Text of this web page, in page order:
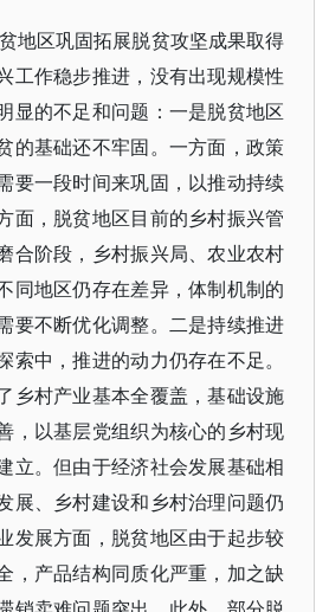
地区巩固拓展脱贫攻坚成果取得
工作稳步推进，没有出现规模性
显的不足和问题：一是脱贫地区
的基础还不牢固。一方面，政策
要一段时间来巩固，以推动持续
面，脱贫地区目前的乡村振兴管
合阶段，乡村振兴局、农业农村
同地区仍存在差异，体制机制的
要不断优化调整。二是持续推进
索中，推进的动力仍存在不足。
乡村产业基本全覆盖，基础设施
，以基层党组织为核心的乡村现
立。但由于经济社会发展基础相
展、乡村建设和乡村治理问题仍
发展方面，脱贫地区由于起步较
，产品结构同质化严重，加之缺